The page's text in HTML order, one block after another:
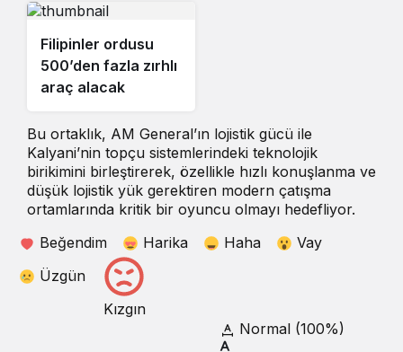
Filipinler ordusu
500’den fazla zırhlı
araç alacak
Bu ortaklık, AM General’ın lojistik gücü ile
Kalyani’nin topçu sistemlerindeki teknolojik
birikimini birleştirerek, özellikle hızlı konuşlanma ve
düşük lojistik yük gerektiren modern çatışma
ortamlarında kritik bir oyuncu olmayı hedefliyor.
Beğendim
Harika Haha
Vay
Üzgün
Kızgın
Normal (100%)